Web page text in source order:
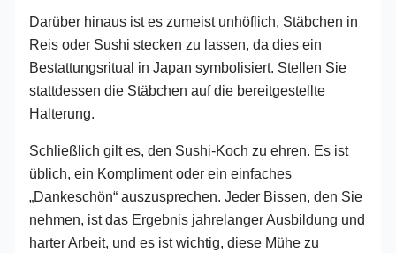
Darüber hinaus ist es zumeist unhöflich, Stäbchen in
Reis oder Sushi stecken zu lassen, da dies ein
Bestattungsritual in Japan symbolisiert. Stellen Sie
stattdessen die Stäbchen auf die bereitgestellte
Halterung.
Schließlich gilt es, den Sushi-Koch zu ehren. Es ist
üblich, ein Kompliment oder ein einfaches
„Dankeschön“ auszusprechen. Jeder Bissen, den Sie
nehmen, ist das Ergebnis jahrelanger Ausbildung und
harter Arbeit, und es ist wichtig, diese Mühe zu